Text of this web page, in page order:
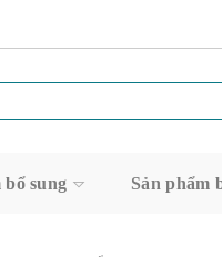
sung Sản phẩm